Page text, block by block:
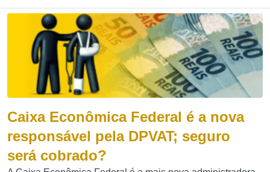
Caixa Econômica Federal é a nova
responsável pela DPVAT; seguro
será cobrado?